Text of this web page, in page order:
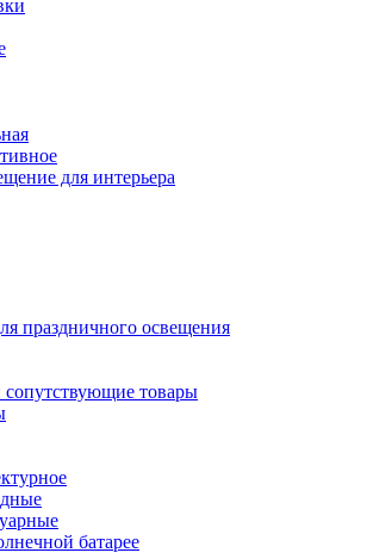
для интерьера
праздничного освещения
товары
батарее